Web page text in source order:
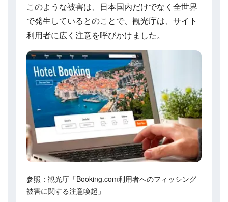
このような被害は、日本国内だけでなく全世界
で発生しているとのことで、観光庁は、サイト
利用者に広く注意を呼びかけました。
参照：観光庁「Booking.com利用者へのフィッシング
被害に関する注意喚起」